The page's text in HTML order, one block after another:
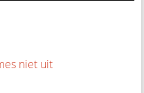
niet uit